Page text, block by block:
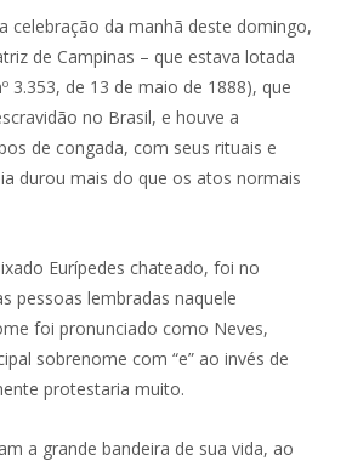
celebração da manhã deste domingo,
de Campinas – que estava lotada
3.353, de 13 de maio de 1888), que
no Brasil, e houve a
de congada, com seus rituais e
durou mais do que os atos normais
Eurípedes chateado, foi no
pessoas lembradas naquele
foi pronunciado como Neves,
sobrenome com “e” ao invés de
protestaria muito.
a grande bandeira de sua vida, ao